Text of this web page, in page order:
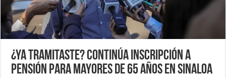
¿Ya tramitaste? Continúa inscripción a
pensión para mayores de 65 años en Sinaloa